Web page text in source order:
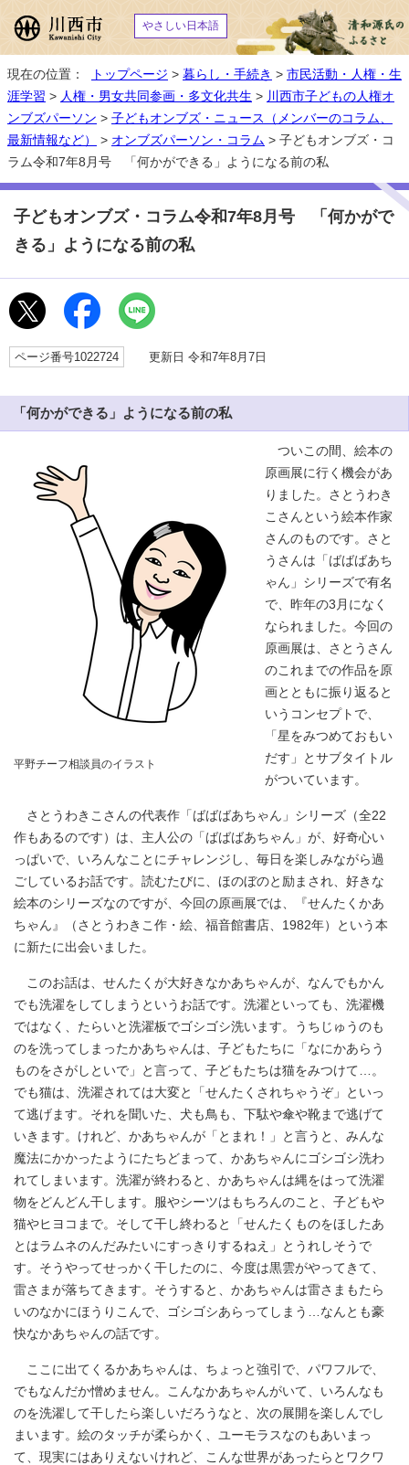
やさしい日本語
現在の位置： トップページ > 暮らし・手続き > 市民活動・人権・生
涯学習 > 人権・男女共同参画・多文化共生 > 川西市子どもの人権オ
ンブズパーソン > 子どもオンブズ・ニュース（メンバーのコラム、
最新情報など）
> オンブズパーソン・コラム > 子どもオンブズ・コ
ラム令和7年8月号 「何かができる」ようになる前の私
子どもオンブズ・コラム令和7年8月号 「何かがで
きる」ようになる前の私
ページ番号1022724 更新日 令和7年8月7日
「何かができる」ようになる前の私
平野チーフ相談員のイラスト
ついこの間、絵本の
原画展に行く機会があ
りました。さとうわき
こさんという絵本作家
さんのものです。さと
うさんは「ばばばあち
ゃん」シリーズで有名
で、昨年の3月になく
なられました。今回の
原画展は、さとうさん
のこれまでの作品を原
画とともに振り返ると
いうコンセプトで、
「星をみつめておもい
だす」とサブタイトル
がついています。
さとうわきこさんの代表作「ばばばあちゃん」シリーズ（全22
作もあるのです）は、主人公の「ばばばあちゃん」が、好奇心い
っぱいで、いろんなことにチャレンジし、毎日を楽しみながら過
ごしているお話です。読むたびに、ほのぼのと励まされ、好きな
絵本のシリーズなのですが、今回の原画展では、『せんたくかあ
ちゃん』（さとうわきこ作・絵、福音館書店、1982年）という本
に新たに出会いました。
このお話は、せんたくが大好きなかあちゃんが、なんでもかん
でも洗濯をしてしまうというお話です。洗濯といっても、洗濯機
ではなく、たらいと洗濯板でゴシゴシ洗います。うちじゅうのも
のを洗ってしまったかあちゃんは、子どもたちに「なにかあらう
ものをさがしといで」と言って、子どもたちは猫をみつけて…。
でも猫は、洗濯されては大変と「せんたくされちゃうぞ」といっ
て逃げます。それを聞いた、犬も鳥も、下駄や傘や靴まで逃げて
いきます。けれど、かあちゃんが「とまれ！」と言うと、みんな
魔法にかかったようにたちどまって、かあちゃんにゴシゴシ洗わ
れてしまいます。洗濯が終わると、かあちゃんは縄をはって洗濯
物をどんどん干します。服やシーツはもちろんのこと、子どもや
猫やヒヨコまで。そして干し終わると「せんたくものをほしたあ
とはラムネのんだみたいにすっきりするねえ」とうれしそうで
す。そうやってせっかく干したのに、今度は黒雲がやってきて、
雷さまが落ちてきます。そうすると、かあちゃんは雷さまもたら
いのなかにほうりこんで、ゴシゴシあらってしまう…なんとも豪
快なかあちゃんの話です。
ここに出てくるかあちゃんは、ちょっと強引で、パワフルで、
でもなんだか憎めません。こんなかあちゃんがいて、いろんなも
のを洗濯して干したら楽しいだろうなと、次の展開を楽しんでし
まいます。絵のタッチが柔らかく、ユーモラスなのもあいまっ
て、現実にはありえないけれど、こんな世界があったらとワクワ